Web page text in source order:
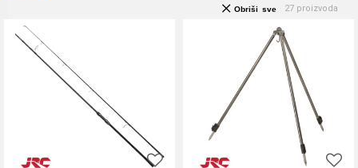
27 proizvoda
Obriši sve